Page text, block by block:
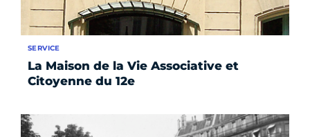
La Maison de la Vie Associative et
Citoyenne du 12e
SERVICE